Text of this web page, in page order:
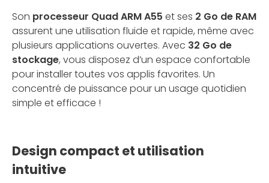
Son processeur Quad ARM A55 et ses 2 Go de RAM
assurent une utilisation fluide et rapide, même avec
plusieurs applications ouvertes. Avec 32 Go de
stockage, vous disposez d’un espace confortable
pour installer toutes vos applis favorites. Un
concentré de puissance pour un usage quotidien
simple et efficace !
Design compact et utilisation
intuitive